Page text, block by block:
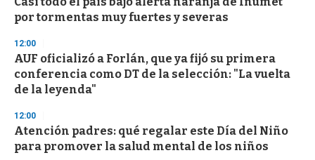
por tormentas muy fuertes y severas
12:00
AUF oficializó a Forlán, que ya fijó su primera
conferencia como DT de la selección: "La vuelta
de la leyenda"
12:00
Atención padres: qué regalar este Día del Niño
para promover la salud mental de los niños